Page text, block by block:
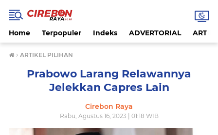
Home Terpopuler Indeks ADVERTORIAL
› ARTIKEL PILIHAN
Prabowo Larang Relawannya
Jelekkan Capres Lain
Cirebon Raya
Rabu, Agustus 16, 2023 | 01:18 WIB